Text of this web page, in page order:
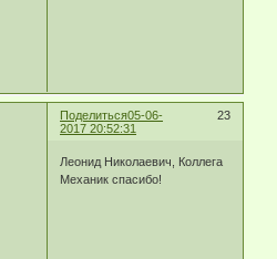
Поделиться 23
05-06-
2017 20:52:31
Леонид Николаевич, Коллега
Механик спасибо!